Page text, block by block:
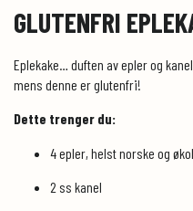
GLUTENFRI
Eplekake… duften av epler og
mens denne er glutenfri!
Dette trenger du:
4 epler, helst norske og
2 ss kanel